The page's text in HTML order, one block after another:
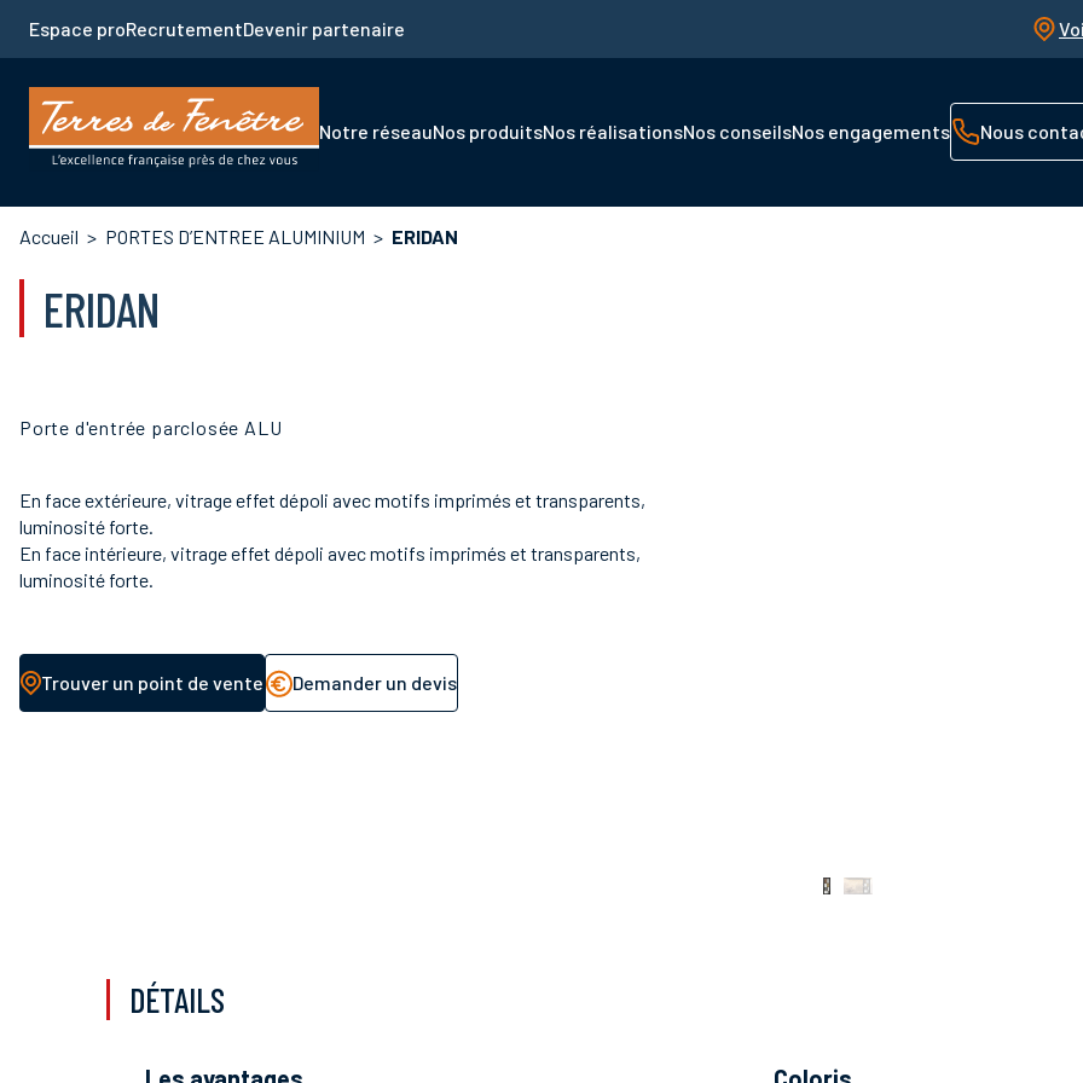
contenu
principal
Espace proRecrutementDevenir partenaire
Navigation
Notre réseauNos produitsNos réalisationsNos conseilsNos engagements Nous
Fil
Accueil PORTES D’ENTREE ALUMINIUM ERIDAN
ERIDAN
Porte d'entrée parclosée ALU
En face extérieure, vitrage effet dépoli avec motifs imprimés et transparents,
luminosité forte.
En face intérieure, vitrage effet dépoli avec motifs imprimés et transparents,
luminosité forte.
Trouver un point de vente Demander un devis
DÉTAILS